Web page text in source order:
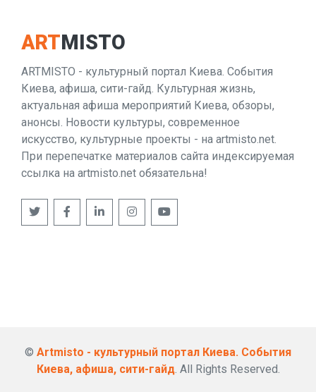
ARTMISTO
ARTMISTO - культурный портал Киева. События
Киева, афиша, сити-гайд. Культурная жизнь,
актуальная афиша мероприятий Киева, обзоры,
анонсы. Новости культуры, современное
искусство, культурные проекты - на artmisto.net.
При перепечатке материалов сайта индексируемая
ссылка на artmisto.net обязательна!
© Artmisto - культурный портал Киева. События
Киева, афиша, сити-гайд. All Rights Reserved.